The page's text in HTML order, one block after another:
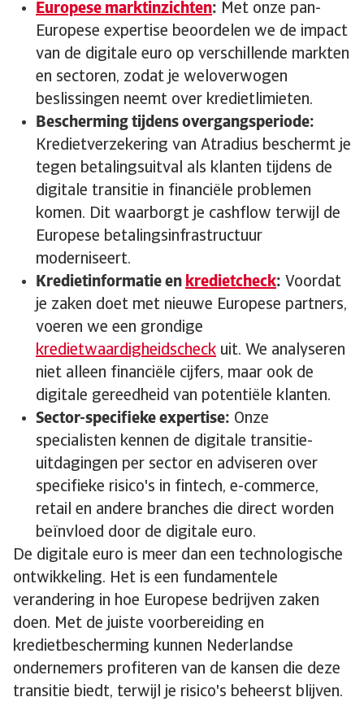
Europese marktinzichten: Met onze pan-
Europese expertise beoordelen we de impact
van de digitale euro op verschillende markten
en sectoren, zodat je weloverwogen
beslissingen neemt over kredietlimieten.
Bescherming tijdens overgangsperiode:
Kredietverzekering van Atradius beschermt je
tegen betalingsuitval als klanten tijdens de
digitale transitie in financiële problemen
komen. Dit waarborgt je cashflow terwijl de
Europese betalingsinfrastructuur
moderniseert.
Kredietinformatie en kredietcheck: Voordat
je zaken doet met nieuwe Europese partners,
voeren we een grondige
kredietwaardigheidscheck uit. We analyseren
niet alleen financiële cijfers, maar ook de
digitale gereedheid van potentiële klanten.
Sector-specifieke expertise: Onze
specialisten kennen de digitale transitie-
uitdagingen per sector en adviseren over
specifieke risico's in fintech, e-commerce,
retail en andere branches die direct worden
beïnvloed door de digitale euro.
De digitale euro is meer dan een technologische
ontwikkeling. Het is een fundamentele
verandering in hoe Europese bedrijven zaken
doen. Met de juiste voorbereiding en
kredietbescherming kunnen Nederlandse
ondernemers profiteren van de kansen die deze
transitie biedt, terwijl je risico's beheerst blijven.